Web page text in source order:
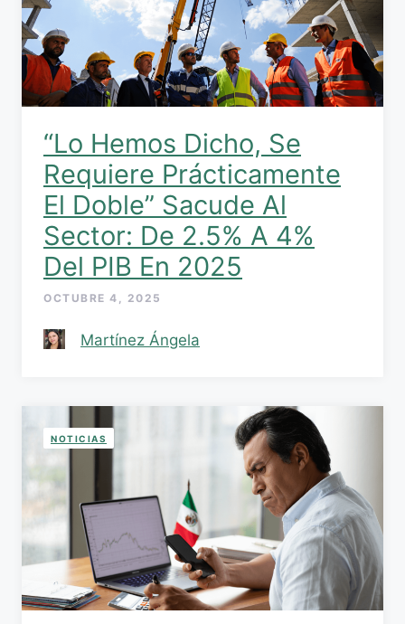
“Lo Hemos Dicho, Se
Requiere Prácticamente
El Doble” Sacude Al
Sector: De 2.5% A 4%
Del PIB En 2025
OCTUBRE 4, 2025
Martínez Ángela
NOTICIAS